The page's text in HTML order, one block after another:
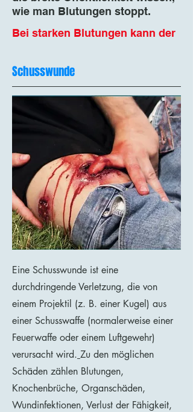
wie man Blutungen stoppt.
Bei starken Blutungen kann der
Schusswunde
Eine Schusswunde ist eine
durchdringende Verletzung, die von
einem Projektil (z. B. einer Kugel) aus
einer Schusswaffe (normalerweise einer
Feuerwaffe oder einem Luftgewehr)
verursacht wird. Zu den möglichen
Schäden zählen Blutungen,
Knochenbrüche, Organschäden,
Wundinfektionen, Verlust der Fähigkeit,